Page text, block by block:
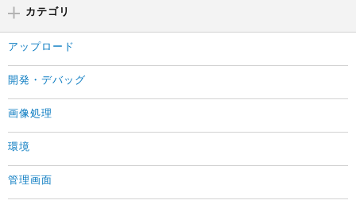
カテゴリ
アップロード
開発・デバッグ
画像処理
環境
管理画面